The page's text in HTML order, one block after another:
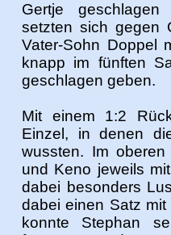
Gertje
setzten sich gegen
Vater-Sohn Doppel
knapp im fünften
geschlagen geben.
Mit einem 1:2
Einzel, in denen
wussten. Im
und Keno jeweils
dabei besonders
dabei einen Satz
konnte Stephan